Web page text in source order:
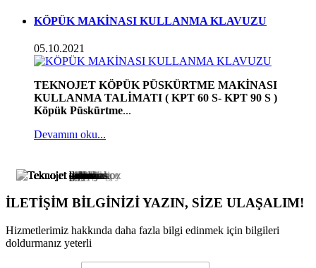
KÖPÜK MAKİNASI KULLANMA KLAVUZU
05.10.2021
TEKNOJET KÖPÜK PÜSKÜRTME MAKİNASI
KULLANMA TALİMATI ( KPT 60 S- KPT 90 S )
Köpük Püskürtme...
Devamını oku...
İLETİŞİM BİLGİNİZİ YAZIN, SİZE ULAŞALIM!
Hizmetlerimiz hakkında daha fazla bilgi edinmek için bilgileri
doldurmanız yeterli